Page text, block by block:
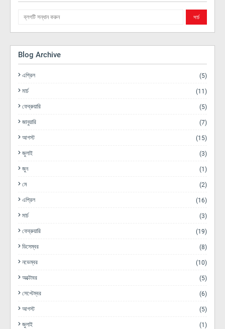
Blog Archive
এপ্রিল (5)
মার্চ (11)
ফেব্রুয়ারি (5)
জানুয়ারি (7)
আগস্ট (15)
জুলাই (3)
জুন (1)
মে (2)
এপ্রিল (16)
মার্চ (3)
ফেব্রুয়ারি (19)
ডিসেম্বর (8)
নভেম্বর (10)
অক্টোবর (5)
সেপ্টেম্বর (6)
আগস্ট (5)
জুলাই (1)